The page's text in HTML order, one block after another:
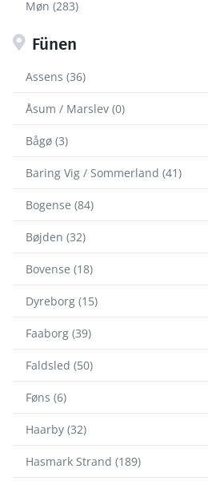
Møn (283)
Fünen
Assens (36)
Åsum / Marslev (0)
Bågø (3)
Baring Vig / Sommerland (41)
Bogense (84)
Bøjden (32)
Bovense (18)
Dyreborg (15)
Faaborg (39)
Faldsled (50)
Føns (6)
Haarby (32)
Hasmark Strand (189)